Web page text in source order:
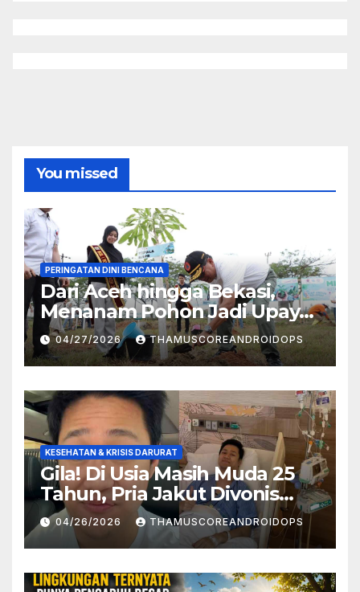
You missed
PERINGATAN DINI BENCANA
Dari Aceh hingga Bekasi,
Menanam Pohon Jadi Upaya
Redam Bencana Alam
04/27/2026 THAMUSCOREANDROIDOPS
KESEHATAN & KRISIS DARURAT
Gila! Di Usia Masih Muda 25
Tahun, Pria Jakut Divonis
Kanker Limfoma, Ini Dugaan
Penyebabnya
04/26/2026 THAMUSCOREANDROIDOPS